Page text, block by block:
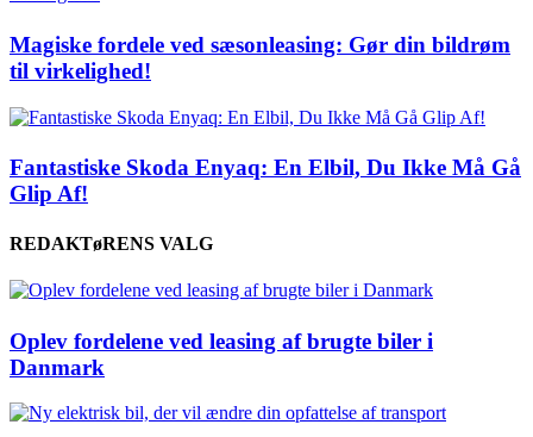
Magiske fordele ved sæsonleasing: Gør din bildrøm
til virkelighed!
Fantastiske Skoda Enyaq: En Elbil, Du Ikke Må Gå
Glip Af!
REDAKTøRENS VALG
Oplev fordelene ved leasing af brugte biler i
Danmark